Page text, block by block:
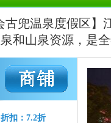
古兜温泉度假区
和山泉资源，是
折扣：7.2折